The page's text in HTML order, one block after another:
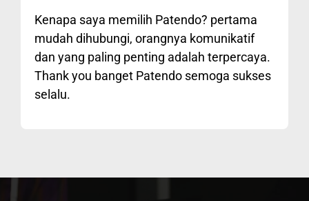
Kenapa saya memilih Patendo? pertama
mudah dihubungi, orangnya komunikatif
dan yang paling penting adalah terpercaya.
Thank you banget Patendo semoga sukses
selalu.